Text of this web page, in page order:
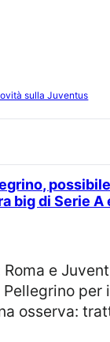
sulla Juventus
big di Serie
per
osserva: